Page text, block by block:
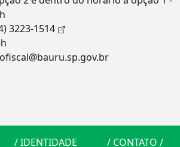
3223-1514
/IDENTIDADE / CONTATO /